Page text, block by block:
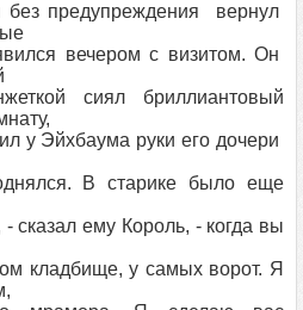
предупреждения вернул
вечером с визитом. Он
сиял бриллиантовый
у Эйхбаума руки его дочери
В старике было еще
ему Король, - когда вы
кладбище, у самых ворот. Я